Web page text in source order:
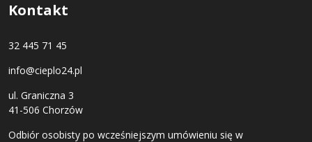
Kontakt
32 445 71 45
info@cieplo24.pl
ul. Graniczna 3
41-506 Chorzów
Odbiór osobisty po wcześniejszym umówieniu się w